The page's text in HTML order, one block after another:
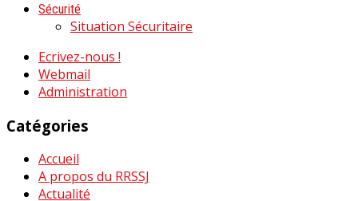
Sécurité
Situation Sécuritaire
Ecrivez-nous !
Webmail
Administration
Catégories
Accueil
A propos du RRSSJ
Actualité